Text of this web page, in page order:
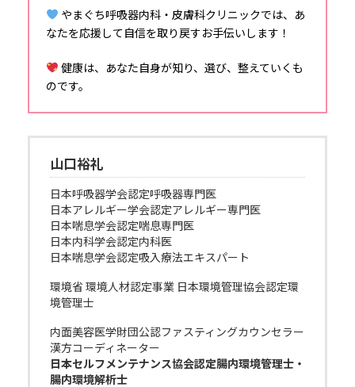
やまぐち呼吸器内科・皮膚科クリニックでは、あ
なたを応援して自信を取り戻すお手伝いします！
健康は、あなた自身が知り、選び、整えていくも
のです。
山口裕礼
日本呼吸器学会認定呼吸器専門医
日本アレルギー学会認定アレルギー専門医
日本喘息学会認定喘息専門医
日本内科学会認定内科医
日本喘息学会認定吸入療法エキスパート
環境省 環境人材認定事業 日本環境管理協会認定環
境管理士
内面美容医学財団公認ファスティングカウンセラー
漢方コーディネーター
日本セルフメンテナンス協会認定腸内環境管理士・
腸内環境解析士